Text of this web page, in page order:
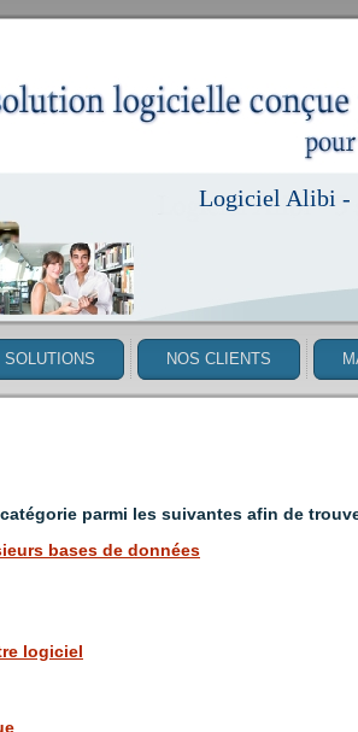
Logiciel Alibi -
SOLUTIONS NOS CLIENTS
parmi les suivantes afin de
bases de données
logiciel